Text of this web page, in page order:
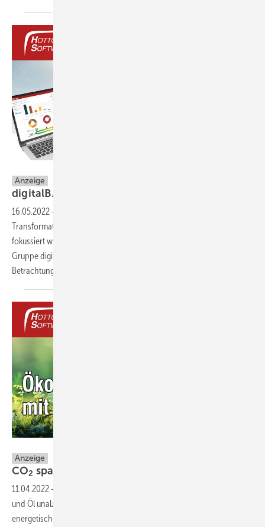
Anzeige
digitalBAU 2022 – Innovationen live
16.05.2022 -
Transformation auf diese Technologien werden aktuell so stark
fokussiert wie noch nie. Die innovativen Produkte der Hottgenroth
Gruppe digitalisieren Geschäftsprozesse und unterstützen bei der
Betrachtung wie von GEG und BEG
Anzeige
CO2 sparen mit
11.04.2022 -
und Öl unabhängiger zu werden, benötigen tausende Gebäude eine
energetische Sanierung. Doch das gelingt nur, wenn die